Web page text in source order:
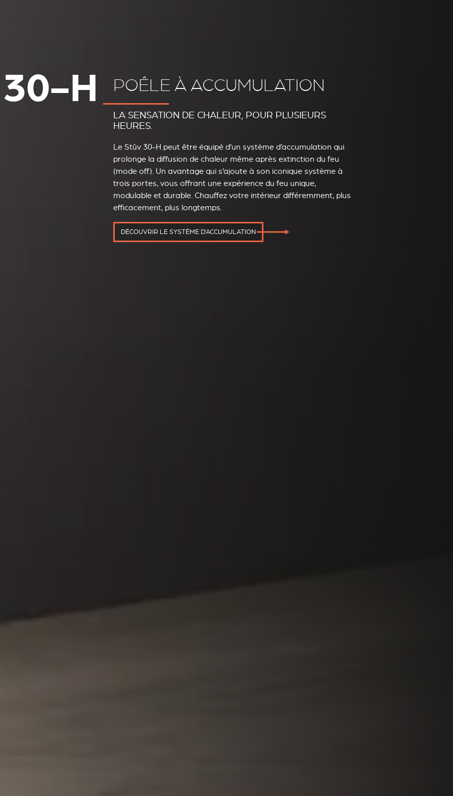
H POÊLE À ACCUMULATION
LA SENSATION DE CHALEUR, POUR PLUSIEURS
HEURES.
Le Stûv 30-H peut être équipé d’un système d’accumulation qui
prolonge la diffusion de chaleur même après extinction du feu
(mode off). Un avantage qui s’ajoute à son iconique système à
trois portes, vous offrant une expérience du feu unique,
modulable et durable. Chauffez votre intérieur différemment, plus
efficacement, plus longtemps.
DÉCOUVRIR LE SYSTÈME D'ACCUMULATION